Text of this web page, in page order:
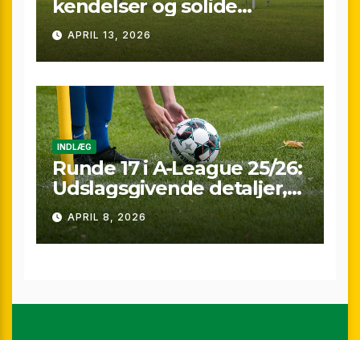
kendelser og solide
præstationer: Overblik
over A-League runde 24
(25/26)
APRIL 13, 2026
INDLÆG
Runde 17 i A-League 25/26:
Udslagsgivende detaljer,
sene scoringer og VAR-
drama
APRIL 8, 2026